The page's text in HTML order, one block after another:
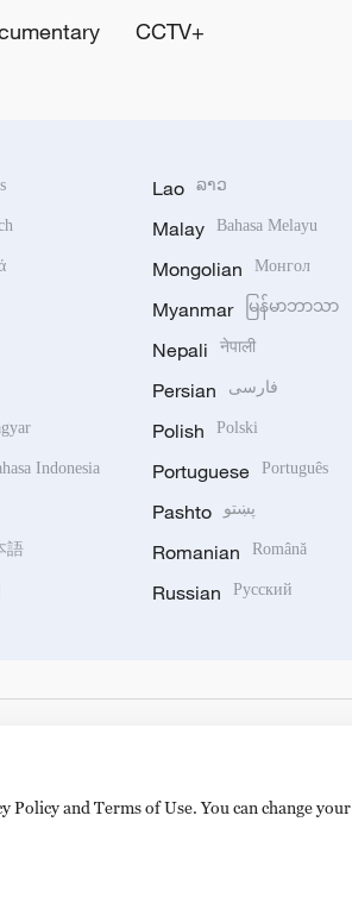
CCTV+
Indonesia
語
Lao ລາວ
Malay Bahasa Melayu
Mongolian Монгол
Myanmar မြန်မာဘာသာ
Nepali नेपाली
Persian فارسی
Polish Polski
Portuguese Português
Pashto پښتو
Romanian Română
Russian Русский
China. 100040
and Terms of Use. You can change your